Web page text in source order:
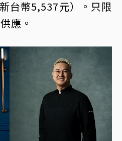
台幣5,537元）。只限
應。